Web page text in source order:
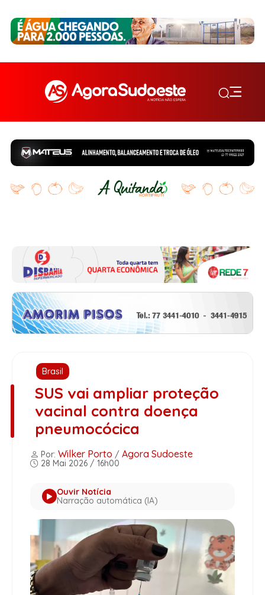
Brasil
SUS vai ampliar proteção
vacinal contra doença
pneumocócica
Por: Wilker Porto / Agora Sudoeste
28 Mai 2026 / 16h00
Ouvir Notícia
Narração automática (IA)